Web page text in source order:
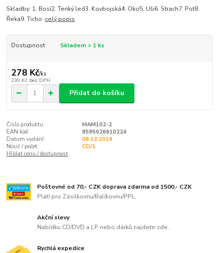
Skladby: 1. Bosí2. Tenký led3. Kovbojská4. Oko5. Uši6. Strach7. Pot8.
Řeka9. Ticho celý popis
Dostupnost Skladem > 1 ks
278 Kč/ks
230 Kč bez DPH
Přidat do košíku
Číslo produktu:
MAM102-2
EAN kód:
8595026610224
Datum vydání:
06.12.2019
Nosič / počet:
CD/1
Hlídat cenu / dostupnost
Poštovné od 70,- CZK doprava zdarma od 1500,- CZK
Platí pro Zásilkovnu/Balíkovnu/PPL.
Akční slevy
Nabídku CD/DVD a LP nebo dárků najdete zde..
Rychlá expedice